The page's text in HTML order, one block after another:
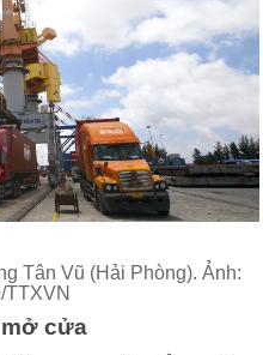
Tân Vũ (Hải Phòng). Ảnh:
TTXVN
mở cửa